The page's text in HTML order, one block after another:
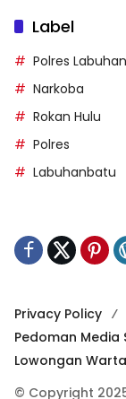
Label
Polres
Narkoba
Rokan Hulu
Polres
Labuhanbatu
Privacy Policy
Pedoman Media
Lowongan
© Copyright